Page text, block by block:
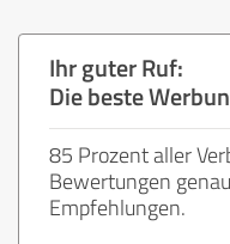
Ihr guter Ruf:
Die beste
85 Prozent aller
Bewertungen
Empfehlungen.